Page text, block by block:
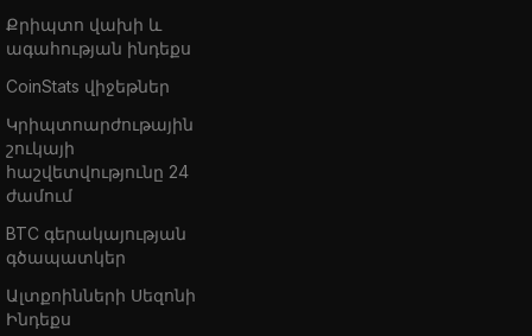
Քրիպտո վախի և
ագահության ինդեքս
CoinStats վիջեթներ
Կրիպտոարժութային
շուկայի
հաշվետվությունը 24
ժամում
BTC գերակայության
գծապատկեր
Ալտքոինների Սեզոնի
Ինդեքս